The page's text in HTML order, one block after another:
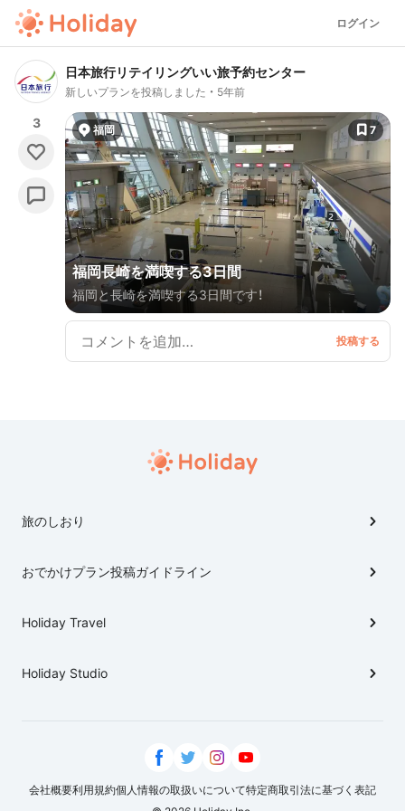
ログイン
日本旅行リテイリングいい旅予約センター
新しいプランを投稿しました 5年前
3 福岡 7
福岡長崎を満喫する3日間
福岡と長崎を満喫する3日間です！
旅のしおり
おでかけプラン投稿ガイドライン
Holiday Travel
Holiday Studio
会社概要利用規約個人情報の取扱いについて特定商取引法に基づく表記